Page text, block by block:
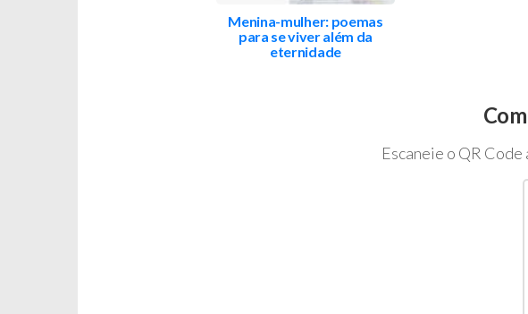
Menina-mulher: poemas
para se viver além da
eternidade
Escaneie o QR